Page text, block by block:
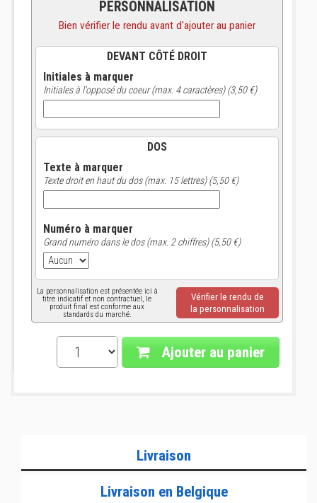
PERSONNALISATION
Bien vérifier le rendu avant d'ajouter au panier
DEVANT CÔTÉ DROIT
Initiales à marquer
Initiales à l'opposé du coeur (max. 4 caractères) (3,50 €)
DOS
Texte à marquer
Texte droit en haut du dos (max. 15 lettres) (5,50 €)
Numéro à marquer
Grand numéro dans le dos (max. 2 chiffres) (5,50 €)
La personnalisation est présentée ici à
titre indicatif et non contractuel, le
produit final est conforme aux
standards du marché.
Vérifier le rendu de
la personnalisation
Ajouter au panier
Livraison
Livraison en Belgique